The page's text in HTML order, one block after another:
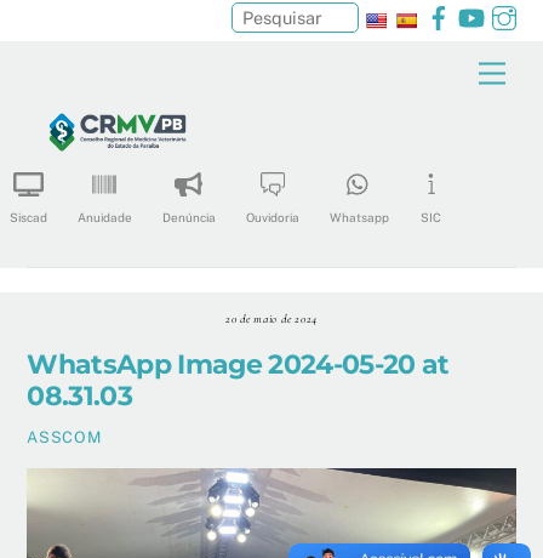
content
Facebook
Siscad Anuidade Denúncia Ouvidoria Whatsapp SIC
Pesquisar
20 de maio de 2024
WhatsApp Image 2024-05-20 at
08.31.03
ASSCOM